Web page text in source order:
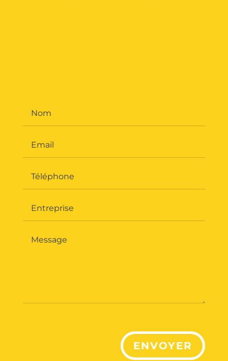
ENVOYER